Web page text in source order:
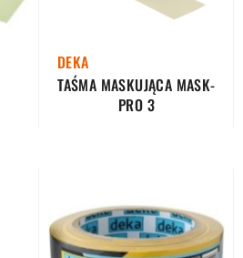
DEKA
TAŚMA MASKUJĄCA MASK-
PRO 3